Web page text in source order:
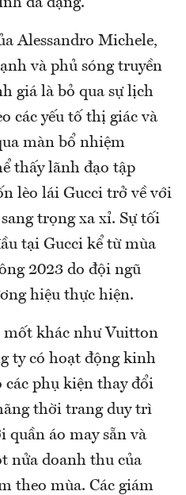
Alessandro Michele,
và phủ sóng truyền
giá là bỏ qua sự lịch
các yếu tố thị giác và
màn bổ nhiệm
thấy lãnh đạo tập
lèo lái Gucci trở về với
trọng xa xỉ. Sự tối
tại Gucci kể từ mùa
2023 do đội ngũ
hiệu thực hiện.
mốt khác như Vuitton
ty có hoạt động kinh
các phụ kiện thay đổi
thời trang duy trì
quần áo may sẵn và
nửa doanh thu của
theo mùa. Các giám